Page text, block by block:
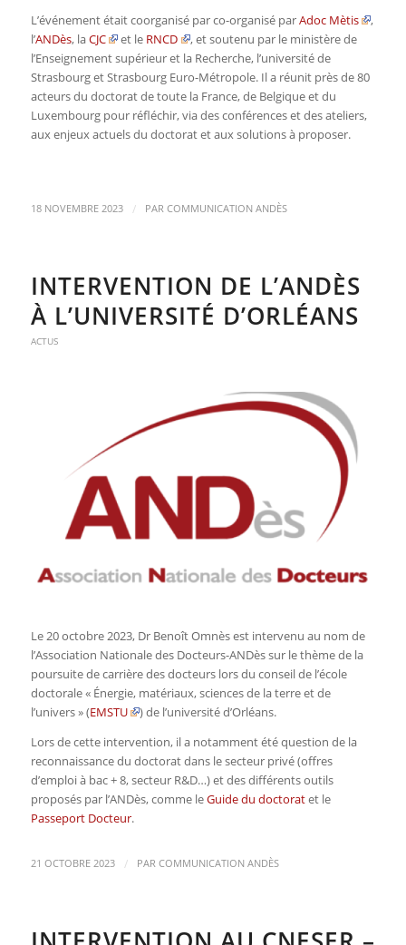
L’événement était coorganisé par co-organisé parAdoc Mètis
,
l’ANDès, laCJC et le RNCD
, et soutenu par le ministère de
l’Enseignement supérieur et la Recherche, l’université de
Strasbourg et Strasbourg Euro-Métropole. Il a réunit près de 80
acteurs du doctorat de toute la France, de Belgique et du
Luxembourg pour réfléchir, via des conférences et des ateliers,
aux enjeux actuels du doctorat et aux solutions à proposer.
18 NOVEMBRE 2023 / PAR COMMUNICATION ANDÈS
INTERVENTION DE L’ANDÈS
À L’UNIVERSITÉ D’ORLÉANS
ACTUS
Le 20 octobre 2023, Dr Benoît Omnès est intervenu au nom de
l’Association Nationale des Docteurs-ANDès sur le thème de la
poursuite de carrière des docteurs lors du conseil de l’école
doctorale « Énergie, matériaux, sciences de la terre et de
l’univers » (EMSTU
) de l’université d’Orléans.
Lors de cette intervention, il a notamment été question de la
reconnaissance du doctorat dans le secteur privé (offres
d’emploi à bac + 8, secteur R&D…) et des différents outils
proposés par l’ANDès, comme leGuide du doctoratet le
Passeport Docteur.
21 OCTOBRE 2023 / PAR COMMUNICATION ANDÈS